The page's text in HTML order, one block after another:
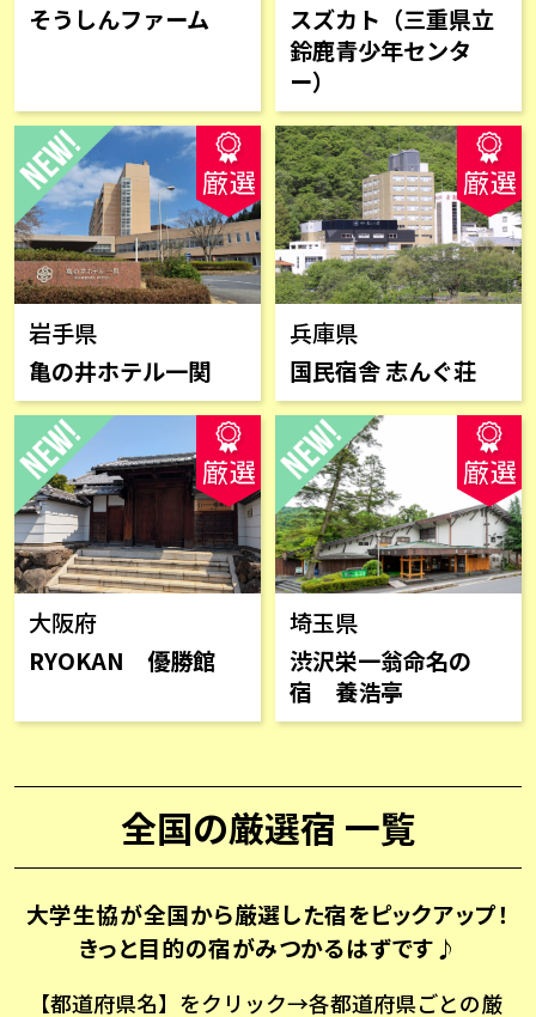
そうしんファーム
スズカト（三重県立
鈴鹿青少年センタ
ー）
岩手県
亀の井ホテル一関
兵庫県
国民宿舎 志んぐ荘
大阪府
RYOKAN 優勝館
埼玉県
渋沢栄一翁命名の
宿 養浩亭
全国の厳選宿 一覧
大学生協が全国から厳選した宿をピックアップ！
きっと目的の宿がみつかるはずです♪
【都道府県名】をクリック→各都道府県ごとの厳